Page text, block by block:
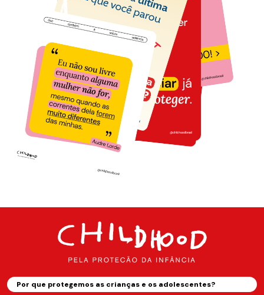
Por que protegemos as crianças e os adolescentes?